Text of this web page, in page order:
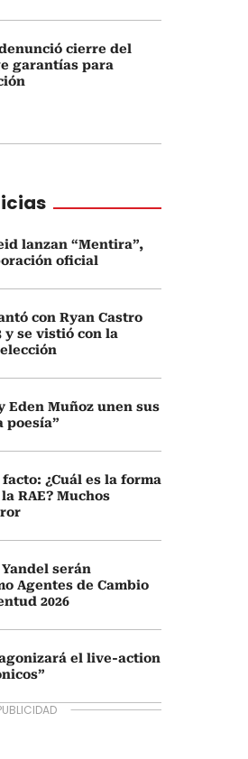
cierre del
garantías para
lanzan “Mentira”,
oficial
con Ryan Castro
y se vistió con la
Eden Muñoz unen sus
poesía”
¿Cuál es la forma
RAE? Muchos
serán
Agentes de Cambio
2026
el live-action